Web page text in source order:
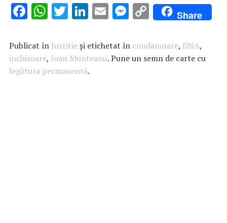
F
e
b
o
W
at
s
A
T
it
te
r
Li
k
e
dI
E
ai
l
M
se
n
C
o
p
y
Share
Publicat în Justitieși etichetat în condamnare, DNA,
inchisoare, Ioan Munteanu. Pune un semn de carte cu
legătura permanentă.